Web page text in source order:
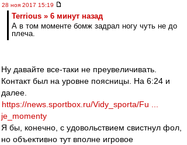
28 ноя 2017 15:19
Terrious » 6 минут назад
А в том моменте бомж задрал ногу чуть не до
плеча.
Ну давайте все-таки не преувеличивать.
Контакт был на уровне поясницы. На 6:24 и
далее.
https://news.sportbox.ru/Vidy_sporta/Fu ...
je_momenty
Я бы, конечно, с удовольствием свистнул фол,
но объективно тут вполне игровое